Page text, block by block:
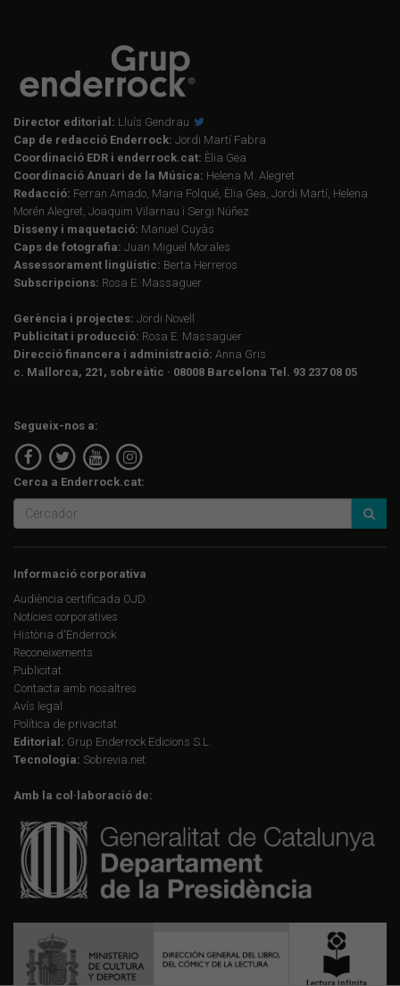
Director editorial: Lluís Gendrau
Cap de redacció Enderrock: Jordi Martí Fabra
Coordinació EDR i enderrock.cat: Èlia Gea
Coordinació Anuari de la Música: Helena M. Alegret
Redacció: Ferran Amado, Maria Folqué, Èlia Gea, Jordi Martí, Helena
Morén Alegret, Joaquim Vilarnau i Sergi Núñez
Disseny i maquetació: Manuel Cuyàs
Caps de fotografia: Juan Miguel Morales
Assessorament lingüístic: Berta Herreros
Subscripcions: Rosa E. Massaguer
Gerència i projectes: Jordi Novell
Publicitat i producció: Rosa E. Massaguer
Direcció financera i administració: Anna Gris
c. Mallorca, 221, sobreàtic · 08008 Barcelona Tel. 93 237 08 05
Segueix-nos a:
Cerca a Enderrock.cat:
Informació corporativa
Audiència certificada OJD
Notícies corporatives
Història d'Enderrock
Reconeixements
Publicitat
Contacta amb nosaltres
Avís legal
Política de privacitat
Editorial: Grup Enderrock Edicions S.L.
Tecnologia: Sobrevia.net
Amb la col·laboració de: